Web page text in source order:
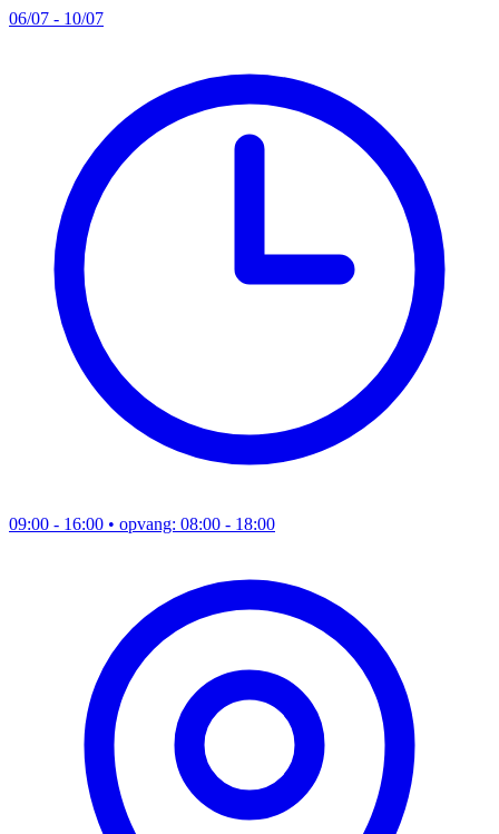
06/07 - 10/07
09:00 - 16:00 • opvang: 08:00 - 18:00